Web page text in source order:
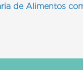
de Alimentos